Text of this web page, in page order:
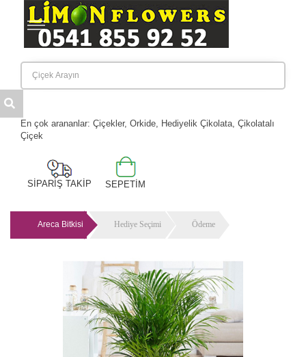
Anasayfa
Kategoriler
İletişim
En çok arananlar: Çiçekler, Orkide, Hediyelik Çikolata, Çikolatalı
Çiçek
SİPARİŞ TAKİP SEPETİM
Areca Bitkisi Hediye Seçimi Ödeme